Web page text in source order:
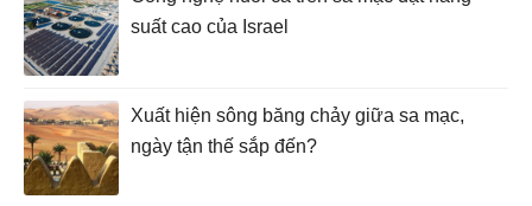
suất cao của Israel
Xuất hiện sông băng chảy giữa sa mạc,
ngày tận thế sắp đến?